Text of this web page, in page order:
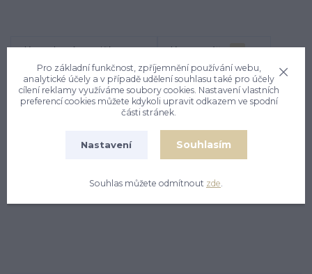
Kompletní specifikace Komentáře 0
Kompletní specifikace
Zlaté dětské náušnice mají tvar kytičky a jsou zdobeny
přírodním granátem a čirým zirkonem. Materiál je zlato
585/1000. Celkový rozměr náušnice na výšku je 15 mm.
brizuru. Orientační váha náušnic je 0
Pro základní funkčnost, zpříjemnění používání webu,
analytické účely a v případě udělení souhlasu také pro účely
cílení reklamy využíváme soubory cookies. Nastavení vlastních
preferencí cookies můžete kdykoli upravit odkazem ve spodní
části stránek.
Nastavení Souhlasím
Souhlas můžete odmítnout zde